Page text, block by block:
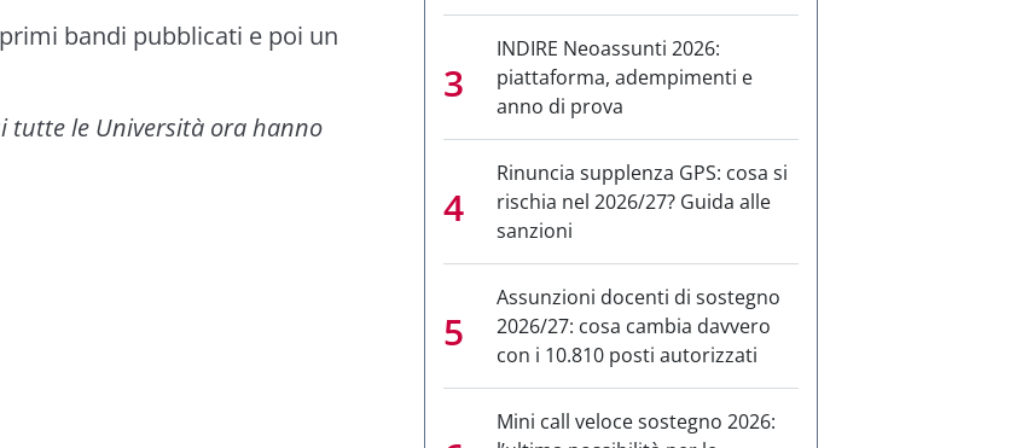
primi bandi pubblicati e poi un
tutte le Università ora hanno
INDIRE Neoassunti 2026:
piattaforma, adempimenti e
anno di prova
Rinuncia supplenza GPS: cosa si
rischia nel 2026/27? Guida alle
sanzioni
Assunzioni docenti di sostegno
2026/27: cosa cambia davvero
con i 10.810 posti autorizzati
Mini call veloce sostegno 2026: